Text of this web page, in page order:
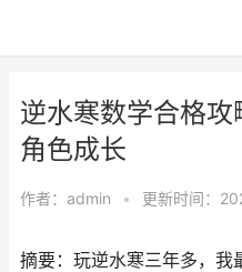
逆水寒数学合格
角色成长
作者： admin • 更新时间：
摘要：玩逆水寒三年多，我